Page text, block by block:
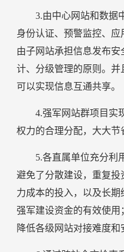
3.由中心网站和数据
身份认证、预警监控、应
由子网站承担信息发布
计、分级管理的原则。并
可以实现信息互通共享。
4.强军网站群项目实
权力的合理分配，大大节
5.各直属单位充分利
避免了分散建设，重复投
力成本的投入，以及长
强军建设资金的有效使
降低各级网站对接难度和